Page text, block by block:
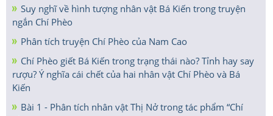
Suy nghĩ về hình tượng nhân vật Bá Kiến trong truyện
ngắn Chí Phèo
Phân tích truyện Chí Phèo của Nam Cao
Chí Phèo giết Bá Kiến trong trạng thái nào? Tỉnh hay say
rượu? Ý nghĩa cái chết của hai nhân vật Chí Phèo và Bá
Kiến
Bài 1 - Phân tích nhân vật Thị Nở trong tác phẩm “Chí